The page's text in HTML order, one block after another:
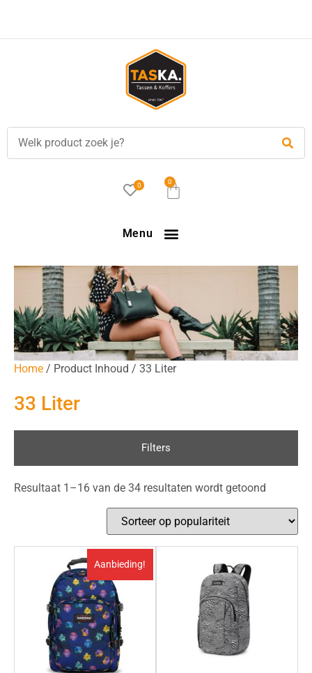
0 0
Menu
Home / Product Inhoud / 33 Liter
33 Liter
Filters
Resultaat 1–16 van de 34 resultaten wordt getoond
Aanbieding!